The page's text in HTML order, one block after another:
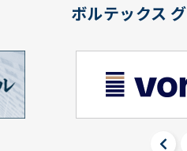
ボルテックス